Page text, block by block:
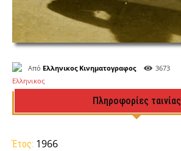
Από Ελληνικος Κινηματογραφος 3673
Πληροφορίες ταινίας
Έτος: 1966